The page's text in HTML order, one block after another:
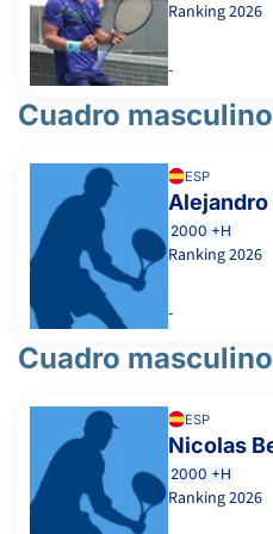
GREGORES VILA, P.
PARDO MORO, A.
CURRÁS ABASOLO, T.
FERNANDEZ GALVEZ, A.
ALONSO MARTINEZ, E.
-
CERVIÑO RUIZ, C.
Ranking2026
-
Cuadro masculino
ESP
2000 +H
Ranking2026
-
Cuadro masculino
ESP
2000 +H
Ranking2026